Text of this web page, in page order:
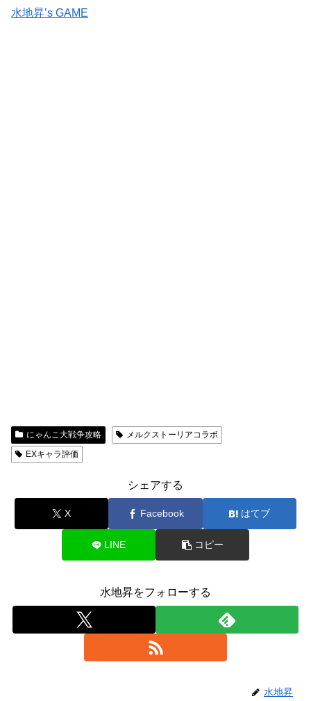
水地昇’s GAME
にゃんこ大戦争攻略
メルクストーリアコラボ
EXキャラ評価
シェアする
X Facebook はてブ
LINE コピー
水地昇をフォローする
水地昇